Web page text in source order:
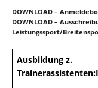
DOWNLOAD –
DOWNLOAD –
Leistungssport/
Ausbildung z.